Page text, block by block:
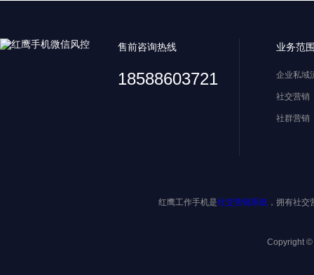
售前咨询热线
18588603721
业务范
企业私域
社交营销
社群营销
红鹰工作手机是社交营销系统 ，拥有社
Copyright ©